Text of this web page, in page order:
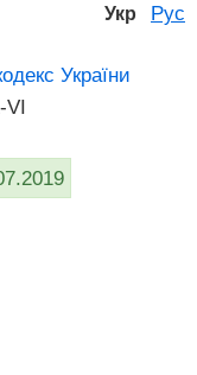
Укр Рус
України
VI